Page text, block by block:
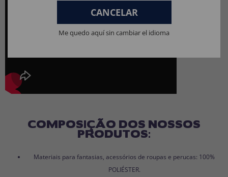
COMPOSIÇÃO DOS NOSSOS
PRODUTOS:
Materiais para fantasias, acessórios de roupas e perucas: 100%
POLIÉSTER.
CANCELAR
Me quedo aquí sin cambiar el idioma